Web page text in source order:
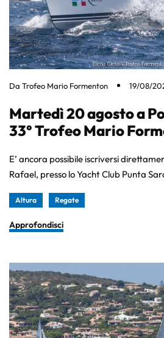
Da Trofeo Mario Formenton 19/08/
Martedì 20 agosto a
33° Trofeo Mario
E’ ancora possibile iscriversi
Rafael, presso lo Yacht Club Punta
Altura Regate
Approfondisci